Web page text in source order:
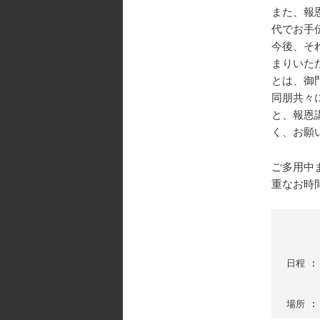
また、報
代でお手
今後、そ
まりいた
とは、御
同朋共々
と、報恩
く、お願
ご多用中
重なお時
日程 :